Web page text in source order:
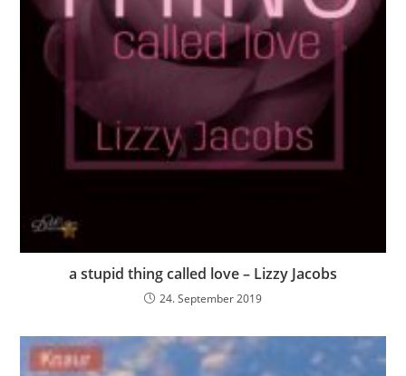
a stupid thing called love – Lizzy Jacobs
24. September 2019